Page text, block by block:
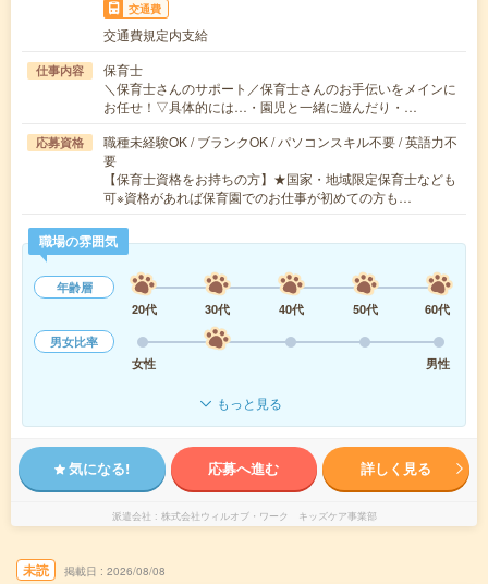
交通費
交通費規定内支給
仕事内容
保育士
＼保育士さんのサポート／保育士さんのお手伝いをメインに
お任せ！▽具体的には…・園児と一緒に遊んだり・…
応募資格
職種未経験OK / ブランクOK / パソコンスキル不要 / 英語力不
要
【保育士資格をお持ちの方】★国家・地域限定保育士なども
可※資格があれば保育園でのお仕事が初めての方も…
職場の雰囲気
年齢層
20代
30代 40代 50代
60代
男女比率
女性
男性
もっと見る
気になる! 応募へ進む 詳しく見る
派遣会社 株式会社ウィルオブ・ワーク キッズケア事業部
未読 掲載日 2026/08/08